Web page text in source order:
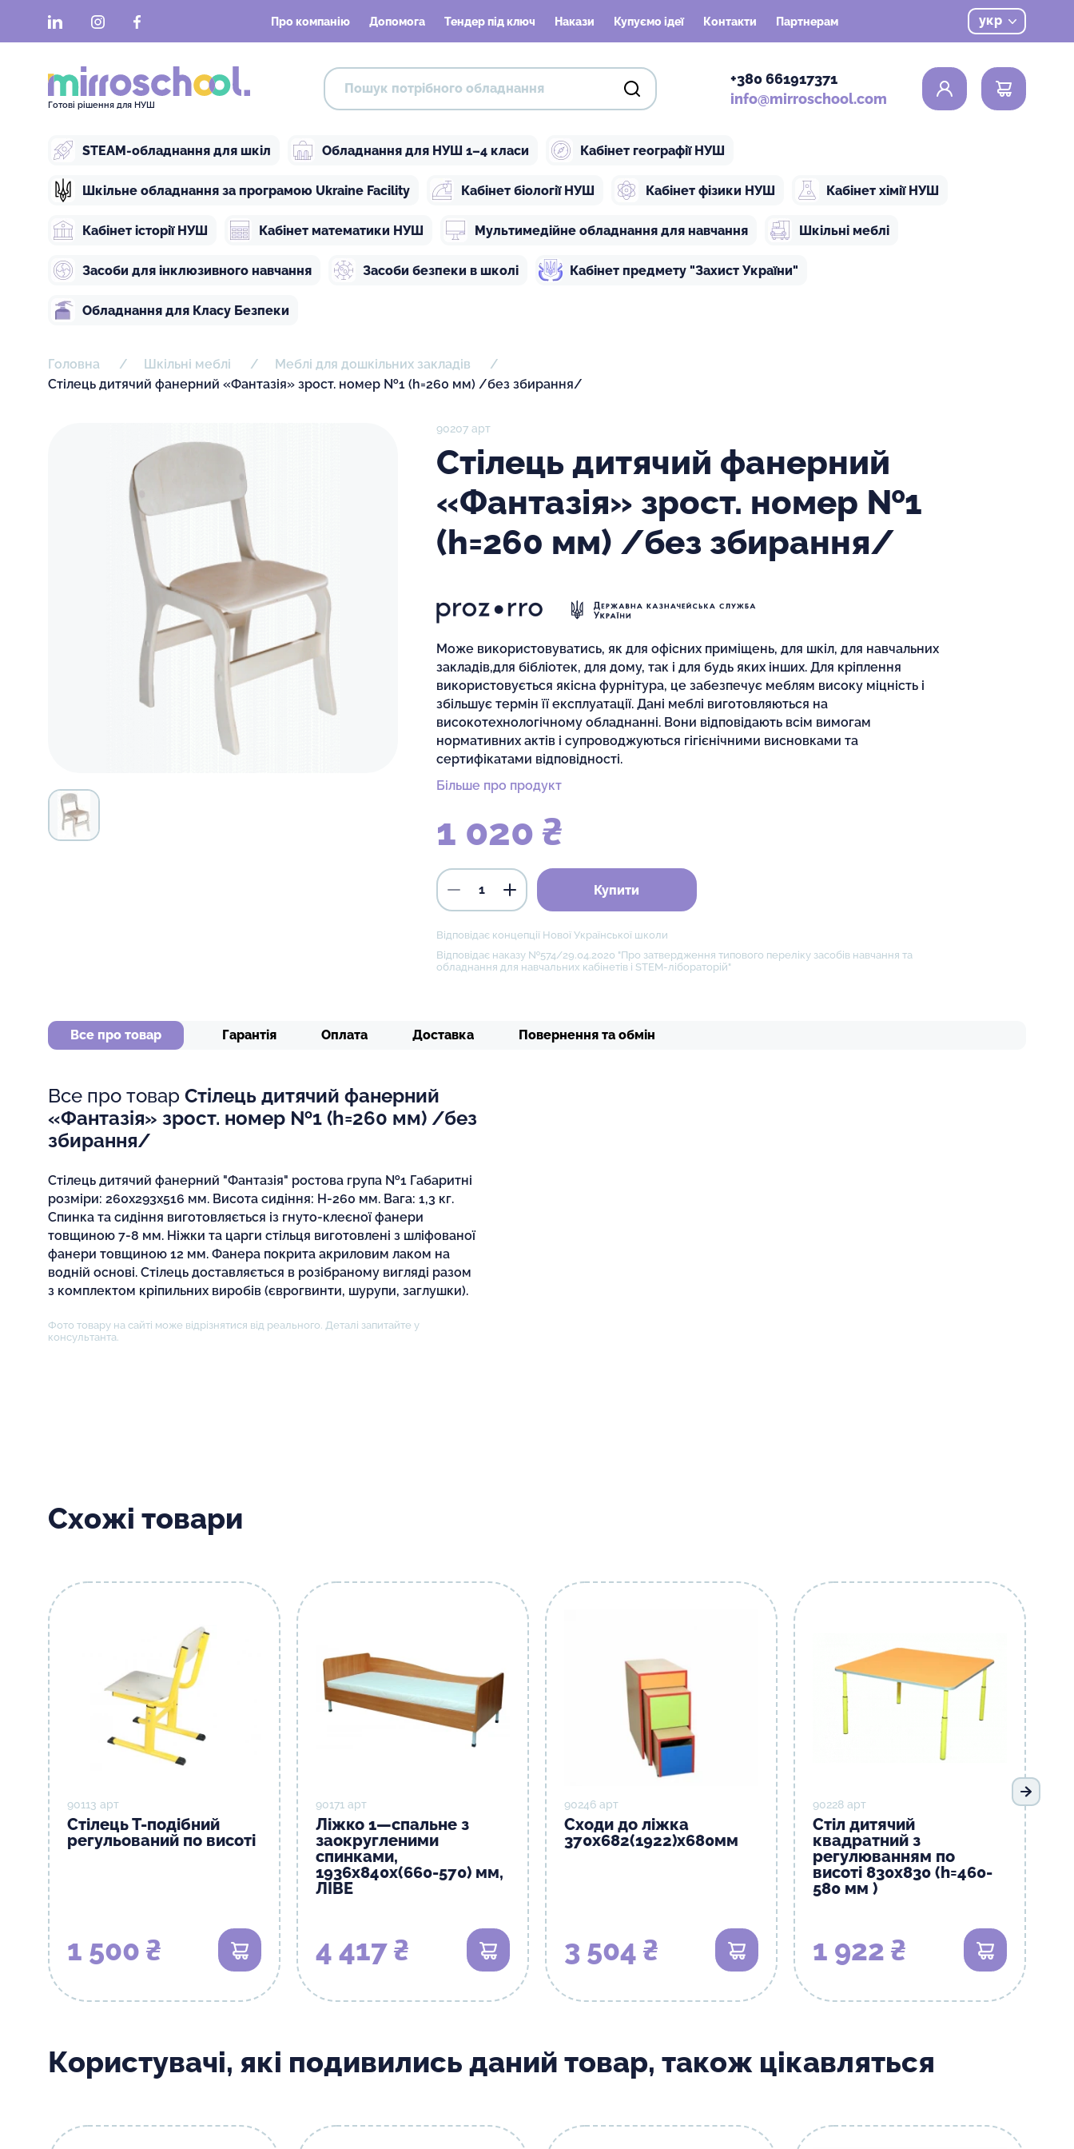
LinkedInInstagramFacebook Про компанію Допомога Тендер під ключ Накази Купуємо ідеї Контакти Партнерам укр
Готові рішення для НУШ
+380 661917371
info@mirroschool.com
0
STEAM-обладнання для шкіл Обладнання для НУШ 1–4 класи Кабінет географії НУШ
Шкільне обладнання за програмою Ukraine Facility Кабінет біології НУШ Кабінет фізики НУШ Кабінет хімії НУШ
Кабінет історії НУШ Кабінет математики НУШ Мультимедійне обладнання для навчання Шкільні меблі
Засоби для інклюзивного навчання Засоби безпеки в школі Кабінет предмету "Захист України"
Обладнання для Класу Безпеки
Головна Шкільні меблі
Меблі для дошкільних закладів
Стілець дитячий фанерний «Фантазія» зрост. номер №1 (h=260 мм) /без збирання/
90207 арт
Стілець дитячий фанерний
«Фантазія» зрост. номер №1
(h=260 мм) /без збирання/
Може використовуватись, як для офісних приміщень, для шкіл, для навчальних
закладів,для бібліотек, для дому, так і для будь яких інших. Для кріплення
використовується якісна фурнітура, це забезпечує меблям високу міцність і
збільшує термін її експлуатації. Дані меблі виготовляються на
високотехнологічному обладнанні. Вони відповідають всім вимогам
нормативних актів і супроводжуються гігієнічними висновками та
сертифікатами відповідності.
Більше про продукт
1 020 ₴
Купити
Відповідає концепції Нової Української школи
Відповідає наказу №574/29.04.2020 "Про затвердження типового переліку засобів навчання та
обладнання для навчальних кабінетів і STEM-лібораторій"
Все про товар Гарантія Оплата Доставка Повернення та обмін
Все про товар Стілець дитячий фанерний
«Фантазія» зрост. номер №1 (h=260 мм) /без
збирання/
Стілець дитячий фанерний "Фантазія" ростова група №1 Габаритні
розміри: 260х293х516 мм. Висота сидіння: Н-260 мм. Вага: 1,3 кг.
Спинка та сидіння виготовляється із гнуто-клеєної фанери
товщиною 7-8 мм. Ніжки та царги стільця виготовлені з шліфованої
фанери товщиною 12 мм. Фанера покрита акриловим лаком на
водній основі. Стілець доставляється в розібраному вигляді разом
з комплектом кріпильних виробів (єврогвинти, шурупи, заглушки).
Фото товару на сайті може відрізнятися від реального. Деталі запитайте у
консультанта.
Схожі товари
90113 арт
Стілець Т-подібний
регульований по висоті
1 500 ₴ В кошик
90171 арт
Ліжко 1—спальне з
заокругленими
спинками,
1936х840х(660-570) мм,
ЛІВЕ
4 417 ₴ В кошик
90246 арт
Сходи до ліжка
370х682(1922)х680мм
3 504 ₴ В кошик
90228 арт
Стіл дитячий
квадратний з
регулюванням по
висоті 830х830 (h=460-
580 мм )
1 922 ₴ В кошик
Користувачі, які подивились даний товар, також цікавляться